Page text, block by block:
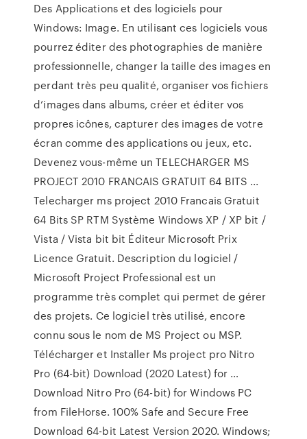
Des Applications et des logiciels pour
Windows: Image. En utilisant ces logiciels vous
pourrez éditer des photographies de manière
professionnelle, changer la taille des images en
perdant très peu qualité, organiser vos fichiers
d’images dans albums, créer et éditer vos
propres icônes, capturer des images de votre
écran comme des applications ou jeux, etc.
Devenez vous-même un TELECHARGER MS
PROJECT 2010 FRANCAIS GRATUIT 64 BITS ...
Telecharger ms project 2010 Francais Gratuit
64 Bits SP RTM Système Windows XP / XP bit /
Vista / Vista bit bit Éditeur Microsoft Prix
Licence Gratuit. Description du logiciel /
Microsoft Project Professional est un
programme très complet qui permet de gérer
des projets. Ce logiciel très utilisé, encore
connu sous le nom de MS Project ou MSP.
Télécharger et Installer Ms project pro Nitro
Pro (64-bit) Download (2020 Latest) for …
Download Nitro Pro (64-bit) for Windows PC
from FileHorse. 100% Safe and Secure Free
Download 64-bit Latest Version 2020. Windows;